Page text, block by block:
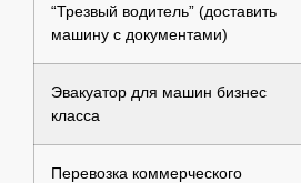
“Трезвый водитель” (доставить
машину с документами)
Эвакуатор для машин бизнес
класса
Перевозка коммерческого